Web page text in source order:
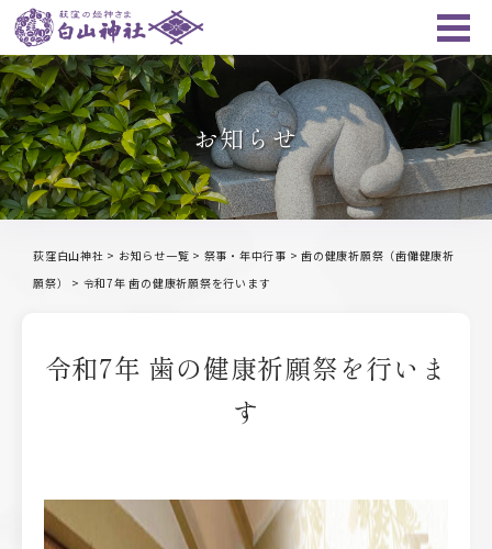
お知らせ
荻窪白山神社 > お知らせ一覧 > 祭事・年中行事 > 歯の健康祈願祭（歯儺健康祈
願祭）
> 令和7年 歯の健康祈願祭を行います
令和7年 歯の健康祈願祭を行いま
す